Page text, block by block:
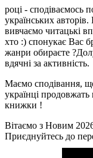
році - сподіваємось
українських
вивчаємо читацькі
хто :) спонукає Вас
жанри обираєте ?
вдячні за активність.
Маємо сподівання,
українці
книжки !
Вітаємо з Новим
Приєднуйтесь до